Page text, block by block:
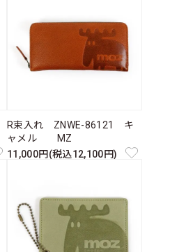
R束入れ ZNWE-86121 キ
ャメル MZ
11,000円(税込12,100円)